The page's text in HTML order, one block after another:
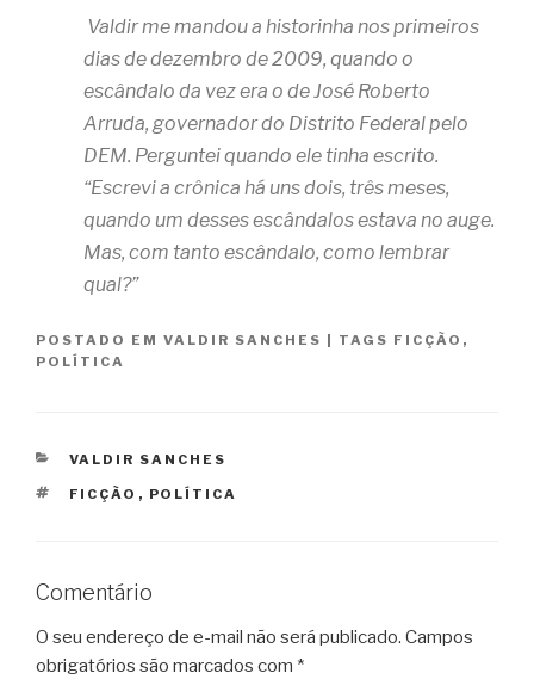
Valdir me mandou a historinha nos primeiros
dias de dezembro de 2009, quando o
escândalo da vez era o de José Roberto
Arruda, governador do Distrito Federal pelo
DEM. Perguntei quando ele tinha escrito.
“Escrevi a crônica há uns dois, três meses,
quando um desses escândalos estava no auge.
Mas, com tanto escândalo, como lembrar
qual?”
POSTADO EM VALDIR SANCHES | TAGS FICÇÃO ,
POLÍTICA
CATEGORIAS
VALDIR SANCHES
TAGS
FICÇÃO , POLÍTICA
Comentário
O seu endereço de e-mail não será publicado. Campos
obrigatórios são marcados com *